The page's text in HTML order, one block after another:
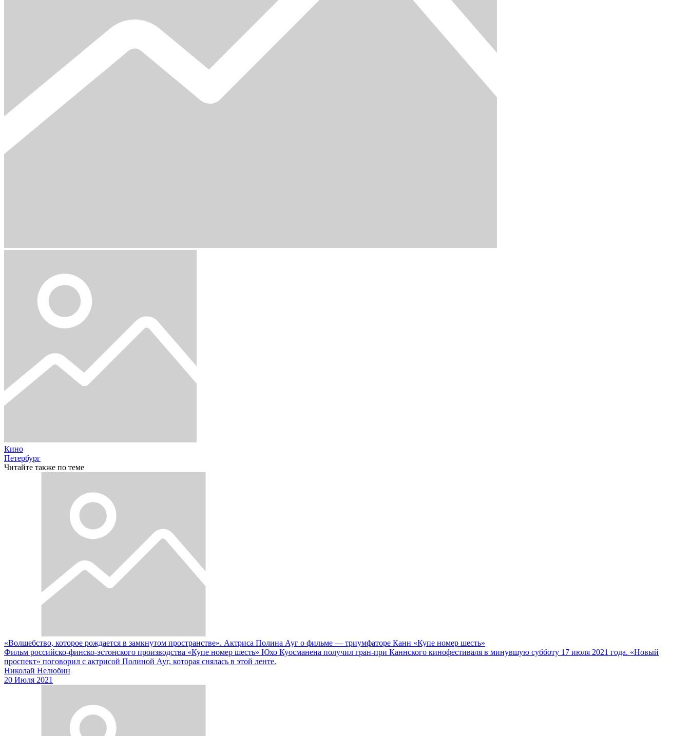
Кино
Петербург
Читайте также по теме
«Волшебство, которое рождается в замкнутом пространстве». Актриса Полина Ауг о фильме — триумфаторе Канн «Купе номер шесть»
Фильм российско-финско-эстонского производства «Купе номер шесть» Юхо Куосманена получил гран-при Каннского кинофестиваля в минувшую субботу 17 июля 2021 года. «Новый
проспект» поговорил с актрисой Полиной Ауг, которая снялась в этой ленте.
Николай Нелюбин
20 Июля 2021